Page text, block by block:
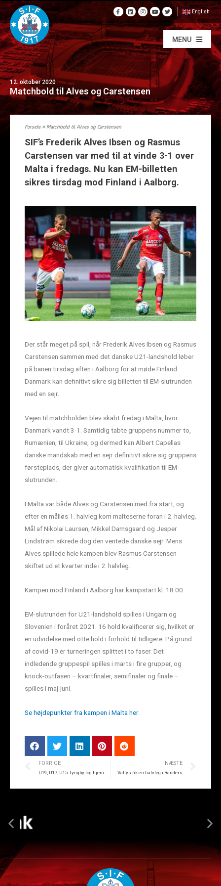
English
MENU
12. oktober 2020
Matchbold til Alves og Carstensen
Forside»Matchbold til Alves og Carstensen
SIF’s Frederik Alves Ibsen og Rasmus
Carstensen var med til at vinde 3-1 over
Malta i fredags. Nu kan EM-billetten
sikres tirsdag mod Finland i Aalborg.
Der står meget på spil, når Frederik Alves Ibsen og Rasmus
Carstensen sammen med det danske U21-landshold løber
på banen tirsdag aften i Aalborg for at møde Finland.
Danmark kan definitivt sikre sig billetten til EM-slutrunden
med en sejr.
Vejen til matchbolden blev skabt fredag i Malta, hvor
Danmark vandt 3-1. Samtidig tabte gruppens nummer to,
Rumænien, til Ukraine, og dermed kan Albert Capellas
danske mandskab med en sejr definitivt sikre sig gruppens
førsteplads, der giver automatisk kvalifikation til EM-
slutrunden.
I Malta var både Alves og Carstensen med fra start, og
efter en målløs 1. halvleg kom malteserne foran i 2. halvleg.
Mål af Nikolai Laursen, Mikkel Damsgaard og Jesper
Lindstrøm sikrede dog den ventede danske sejr. Mens
Alves spillede hele kampen blev Rasmus Carstensen
skiftet ud et kvarter inde i 2. halvleg.
Kampen mod Finland i Aalborg har kampstart kl. 18.00.
EM-slutrunden for U21-landshold spilles i Ungarn og
Slovenien i foråret 2021. 16 hold kvalificerer sig, hvilket er
en udvidelse med otte hold i forhold til tidligere. På grund
af covid-19 er turneringen splittet i to faser. Det
indledende gruppespil spilles i marts i fire grupper, og
knock-outfasen – kvartfinaler, semifinaler og finale –
spilles i maj-juni.
Se højdepunkter fra kampen i Malta her.
FORRIGE NÆSTE
Vallys fik en halvleg i Randers